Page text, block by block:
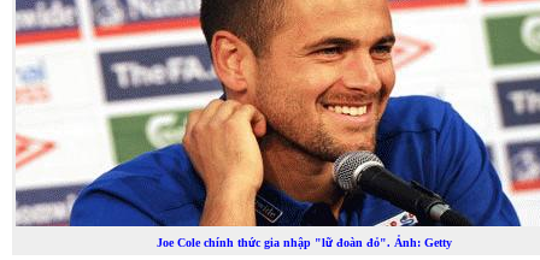
Joe Cole chính thức gia nhập "lữ đoàn đỏ". Ảnh: Getty